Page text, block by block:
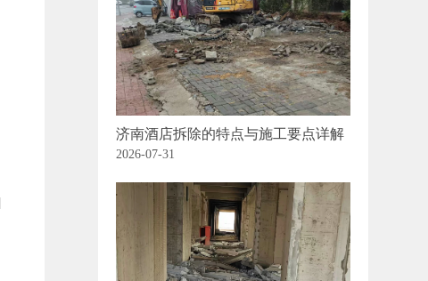
济南酒店拆除的特点与施工要点详解
2026-07-31